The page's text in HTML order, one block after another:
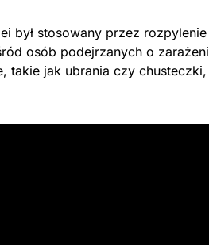
był stosowany przez
osób podejrzanych o
takie jak ubrania czy